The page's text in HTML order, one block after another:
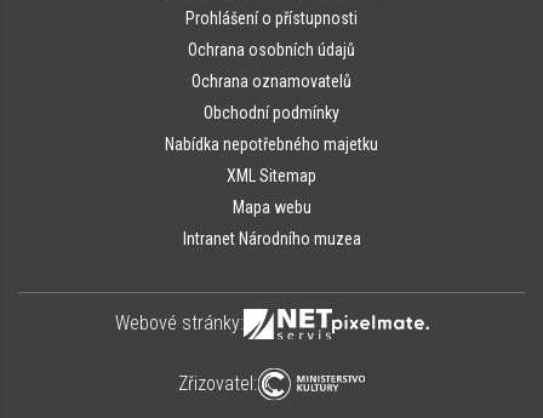
Prohlášení o přístupnosti
Ochrana osobních údajů
Ochrana oznamovatelů
Obchodní podmínky
Nabídka nepotřebného majetku
XML Sitemap
Mapa webu
Intranet Národního muzea
Webové stránky:
Zřizovatel: